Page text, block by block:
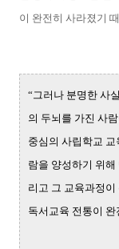
이 완전히 사라졌기
“그러나 분명한 사
의 두뇌를 가진 사
중심의 사립학교
람을 양성하기 위
리고 그 교육과정
독서교육 전통이